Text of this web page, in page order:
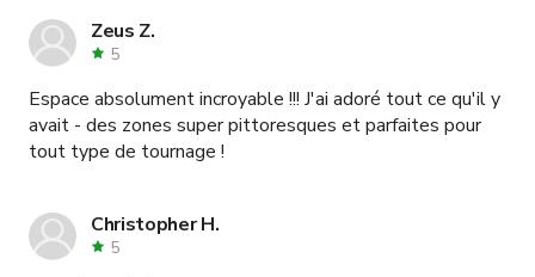
Zeus Z.
5
Espace absolument incroyable !!! J'ai adoré tout ce qu'il y
avait - des zones super pittoresques et parfaites pour
tout type de tournage !
Christopher H.
5